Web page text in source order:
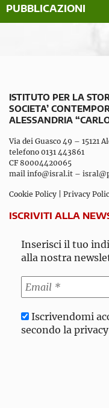
PUBBLICAZIONI
ISTITUTO PER LA
SOCIETA’
ALESSANDRIA
Via dei Guasco 49 – 15121
telefono 0131 443861
CF 80004420065
mail info@isral.it –
Cookie Policy Privacy
ISCRIVITI ALLA
Inserisci il tuo
alla nostra
Iscrivendomi
secondo la